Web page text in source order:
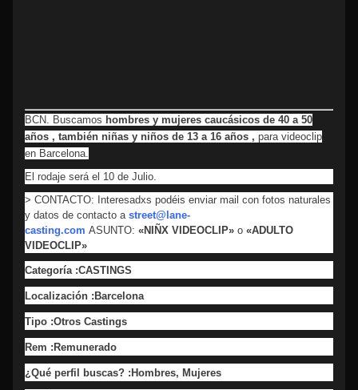
BCN. Buscamos hombres y mujeres caucásicos de 40 a 50
años , también niñas y niños de 13 a 16 años , para videoclip
en Barcelona.
El rodaje será el 10 de Julio.
> CONTACTO: Interesadxs podéis enviar mail con fotos naturales
y datos de contacto astreet@lane-
casting.com ASUNTO: «NIÑX VIDEOCLIP» o «ADULTO
VIDEOCLIP»
Categoría :CASTINGS
Localización :Barcelona
Tipo :Otros Castings
Rem :Remunerado
¿Qué perfil buscas? :Hombres, Mujeres